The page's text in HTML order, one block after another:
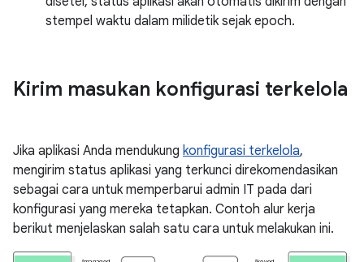
stempel waktu dalam milidetik sejak epoch.
Kirim masukan konfigurasi terkelola
Jika aplikasi Anda mendukung konfigurasi terkelola,
mengirim status aplikasi yang terkunci direkomendasikan
sebagai cara untuk memperbarui admin IT pada dari
konfigurasi yang mereka tetapkan. Contoh alur kerja
berikut menjelaskan salah satu cara untuk melakukan ini.